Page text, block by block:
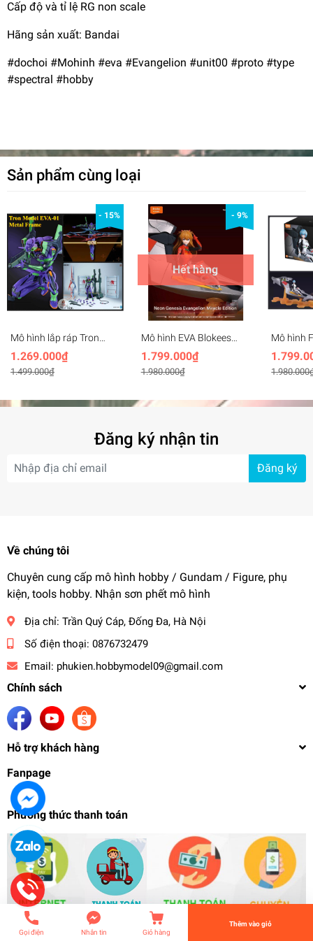
Cấp độ và tỉ lệ RG non scale
Hãng sản xuất: Bandai
#dochoi #Mohinh #eva #Evangelion #unit00 #proto #type
#spectral #hobby
Sản phẩm cùng loại
- 15%
Mô hình lắp ráp Tron
Creative Evangelion EVA-
01 & 06 Metal Frame
Alloy Movable
1.269.000₫
1.499.000₫
- 9%
Hết hàng
Mô hình EVA Blokees
Evagelion Shikinami
Asuka Langley With
Entry Plug Interior
1.799.000₫
1.980.000₫
Mô hình
Ayanami
Suit
Edition
Đăng ký nhận tin
Đăng ký
Về chúng tôi
Chuyên cung cấp mô hình hobby / Gundam / Figure, phụ
kiện, tools hobby. Nhận sơn phết mô hình
Địa chỉ: Trần Quý Cáp, Đống Đa, Hà Nội
Số điện thoại: 0876732479
Email: phukien.hobbymodel09@gmail.com
Chính sách
Hỗ trợ khách hàng
Fanpage
Phương thức thanh toánMô hình lắp ráp EVA RG EVA02 Evangelion Type
1.099.000₫
undefined
Tiến Hành Thanh Toán
Gọi điện Nhắn tin Giỏ hàng
Thêm vào giỏ